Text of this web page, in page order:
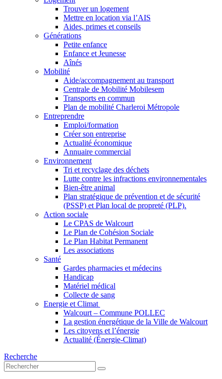
Trouver un logement
Mettre en location via l’AIS
Aides, primes et conseils
Générations
Petite enfance
Enfance et Jeunesse
Aînés
Mobilité
Aide/accompagnement au transport
Centrale de Mobilité Mobilesem
Transports en commun
Plan de mobilité Charleroi Métropole
Entreprendre
Emploi/formation
Créer son entreprise
Actualité économique
Annuaire commercial
Environnement
Tri et recyclage des déchets
Lutte contre les infractions environnementales
Bien-être animal
Plan stratégique de prévention et de sécurité
(PSSP) et Plan local de propreté (PLP).
Action sociale
Le CPAS de Walcourt
Le Plan de Cohésion Sociale
Le Plan Habitat Permanent
Les associations
Santé
Gardes pharmacies et médecins
Handicap
Matériel médical
Collecte de sang
Energie et Climat
Walcourt – Commune POLLEC
La gestion énergétique de la Ville de Walcourt
Les citoyens et l’énergie
Actualité (Énergie-Climat)
Recherche